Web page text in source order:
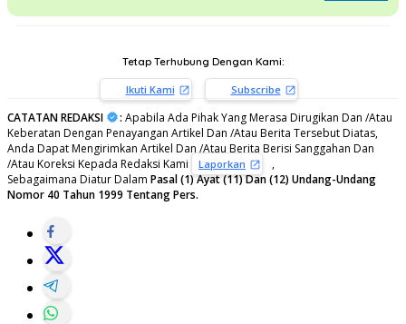
Tetap Terhubung Dengan Kami:
Ikuti Kami Subscribe
CATATAN REDAKSI : Apabila Ada Pihak Yang Merasa Dirugikan Dan /Atau
Keberatan Dengan Penayangan Artikel Dan /Atau Berita Tersebut Diatas,
Anda Dapat Mengirimkan Artikel Dan /Atau Berita Berisi Sanggahan Dan
/Atau Koreksi Kepada Redaksi Kami
Laporkan
,
Sebagaimana Diatur Dalam Pasal (1) Ayat (11) Dan (12) Undang-Undang
Nomor 40 Tahun 1999 Tentang Pers.